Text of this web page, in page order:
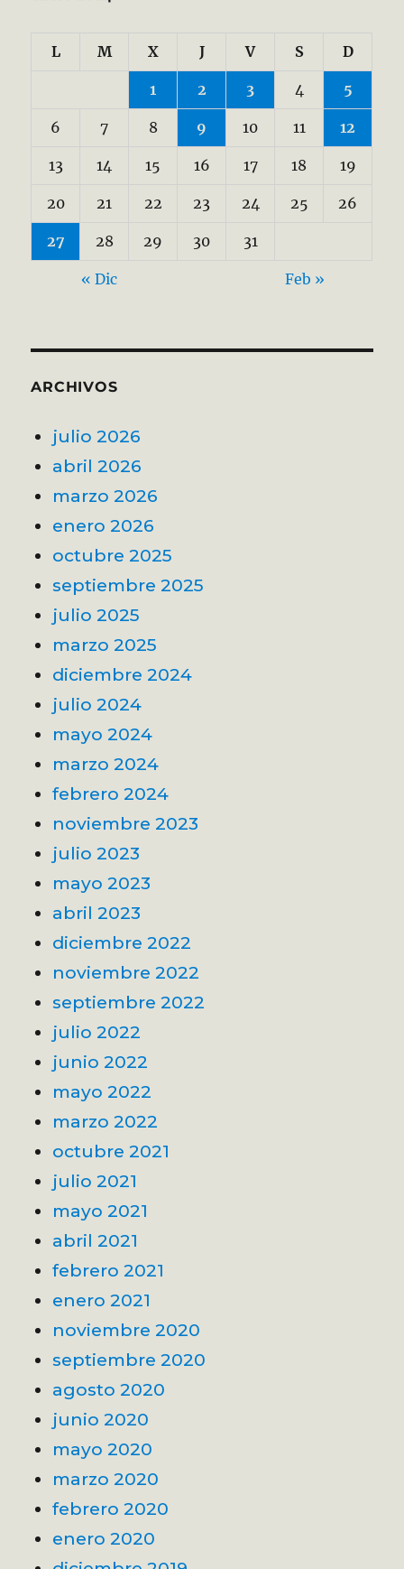
L M X J V S D
1 2 3 4 5
6 7 8 9 10 11 12
13 14 15 16 17 18 19
20 21 22 23 24 25 26
27 28 29 30 31
« Dic Feb »
ARCHIVOS
julio 2026
abril 2026
marzo 2026
enero 2026
octubre 2025
septiembre 2025
julio 2025
marzo 2025
diciembre 2024
julio 2024
mayo 2024
marzo 2024
febrero 2024
noviembre 2023
julio 2023
mayo 2023
abril 2023
diciembre 2022
noviembre 2022
septiembre 2022
julio 2022
junio 2022
mayo 2022
marzo 2022
octubre 2021
julio 2021
mayo 2021
abril 2021
febrero 2021
enero 2021
noviembre 2020
septiembre 2020
agosto 2020
junio 2020
mayo 2020
marzo 2020
febrero 2020
enero 2020